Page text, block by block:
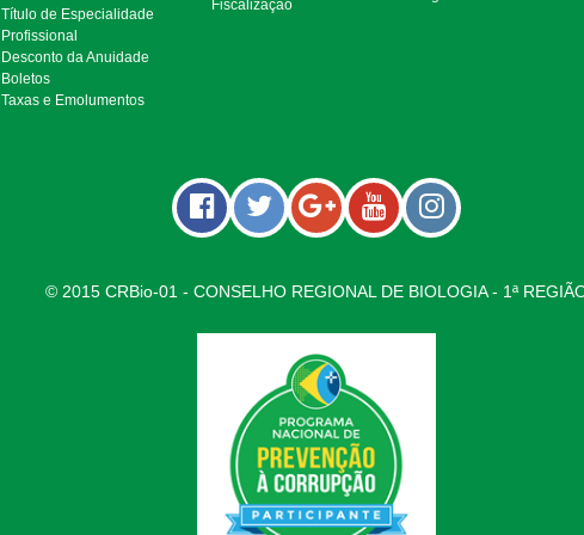
Título de Especialidade
Profissional
Desconto da Anuidade
Boletos
Taxas e Emolumentos
Fiscalização
© 2015 CRBio-01 - CONSELHO REGIONAL DE BIOLOGIA - 1ª